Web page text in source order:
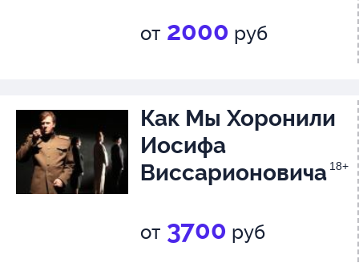
от 2000 руб
Как Мы Хоронили
Иосифа
Виссарионовича 18+
от 3700 руб